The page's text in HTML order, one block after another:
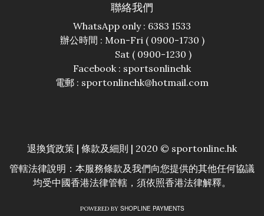
聯絡我們
WhatsApp only : 6383 1533
辦公時間 : Mon-Fri ( 0900-1730 )
Sat ( 0900-1230 )
Facebook : sportsonlinehk
電郵 : sportonlinehk@hotmail.com
退換貨政策 | 條款及細則 | 2020 © sportonline.hk
管轄法律說明：本服務條款及我們向您提供的其他任何協議
均受中國香港法律管轄，須依照香港法律解釋。
POWERED BY SHOPLINE PAYMENTS